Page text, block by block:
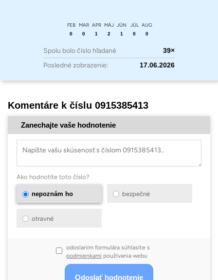
FEB
0
MAR
0
APR
1
MÁJ
2
JÚN
1
JÚL
0
AUG
0
Spolu bolo číslo hľadané 39×
Posledné zobrazenie: 17.06.2026
Komentáre k číslu 0915385413
Zanechajte vaše hodnotenie
Ako hodnotíte toto číslo?
nepoznám ho bezpečné
otravné
odoslaním formulára súhlasíte s
podmienkami používania webu